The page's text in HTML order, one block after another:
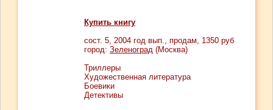
Купить книгу
сост. 5, 2004 год вып., продам, 1350 руб
город: Зеленоград (Москва)
Триллеры
Художественная литература
Боевики
Детективы